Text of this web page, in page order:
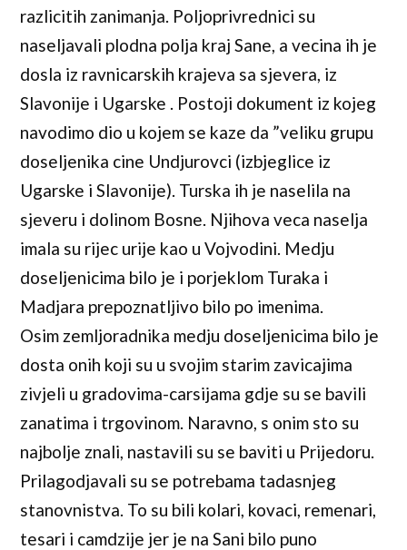
razlicitih zanimanja. Poljoprivrednici su
naseljavali plodna polja kraj Sane, a vecina ih je
dosla iz ravnicarskih krajeva sa sjevera, iz
Slavonije i Ugarske . Postoji dokument iz kojeg
navodimo dio u kojem se kaze da ”veliku grupu
doseljenika cine Undjurovci (izbjeglice iz
Ugarske i Slavonije). Turska ih je naselila na
sjeveru i dolinom Bosne. Njihova veca naselja
imala su rijec urije kao u Vojvodini. Medju
doseljenicima bilo je i porjeklom Turaka i
Madjara prepoznatljivo bilo po imenima.
Osim zemljoradnika medju doseljenicima bilo je
dosta onih koji su u svojim starim zavicajima
zivjeli u gradovima-carsijama gdje su se bavili
zanatima i trgovinom. Naravno, s onim sto su
najbolje znali, nastavili su se baviti u Prijedoru.
Prilagodjavali su se potrebama tadasnjeg
stanovnistva. To su bili kolari, kovaci, remenari,
tesari i camdzije jer je na Sani bilo puno